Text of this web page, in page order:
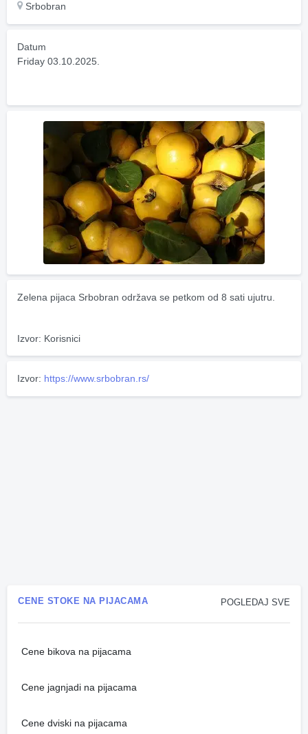
Srbobran
Datum
Friday 03.10.2025.
Zelena pijaca Srbobran održava se petkom od 8 sati ujutru.
Izvor: Korisnici
Izvor: https://www.srbobran.rs/
POGLEDAJ SVE
CENE STOKE NA PIJACAMA
Cene bikova na pijacama
Cene jagnjadi na pijacama
Cene dviski na pijacama